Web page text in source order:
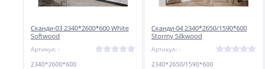
Сканди-03 2340*2600*600 White
Softwood
Артикул: -
2340*2600*600
Сканди-04 2340*2650/1590*600
Stormy Silkwood
Артикул: -
2340*2650/1590*600